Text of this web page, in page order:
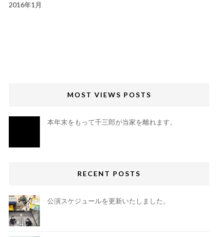
2016年1月
MOST VIEWS POSTS
本年末をもって千三郎が当家を離れます。
RECENT POSTS
公演スケジュールを更新いたしました。